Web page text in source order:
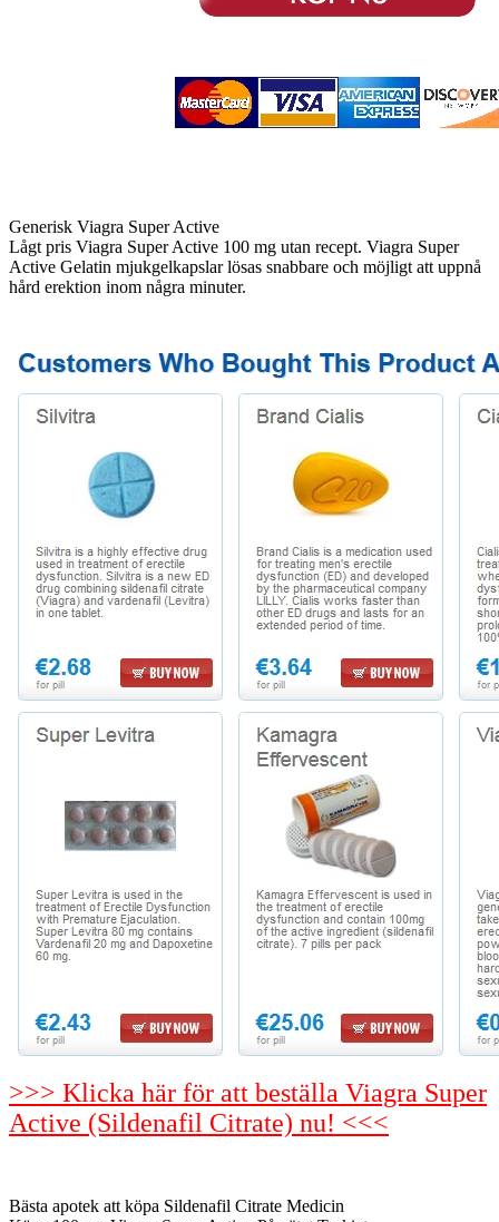
Generisk Viagra Super Active
Lågt pris Viagra Super Active 100 mg utan recept. Viagra Super
Active Gelatin mjukgelkapslar lösas snabbare och möjligt att uppnå
hård erektion inom några minuter.
>>> Klicka här för att beställa Viagra Super
Active (Sildenafil Citrate) nu! <<<
Bästa apotek att köpa Sildenafil Citrate Medicin